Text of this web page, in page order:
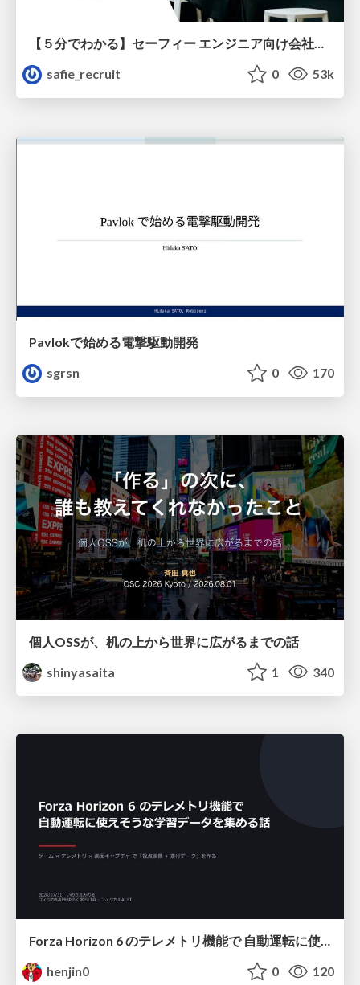
safie_recruit
0 53k
Pavlokで始める電撃駆動開発
sgrsn
0 170
個人OSSが、机の上から世界に広がるまでの話
shinyasaita
1 340
Forza Horizon 6 のテレメトリ機能で 自動運転に使えそうな学習データを集める話
henjin0
0 120